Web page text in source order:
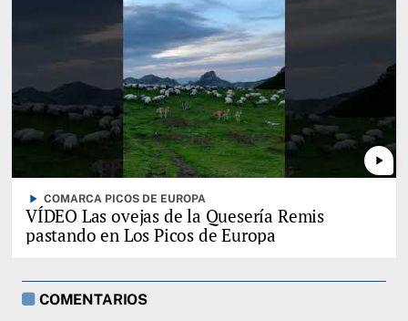
play_arrow
play_arrow COMARCA PICOS DE EUROPA
VÍDEO Las ovejas de la Quesería Remis
pastando en Los Picos de Europa
COMENTARIOS